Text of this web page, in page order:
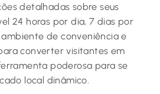
detalhadas sobre seus
24 horas por dia, 7 dias por
de conveniência e
converter visitantes em
poderosa para se
local dinâmico.